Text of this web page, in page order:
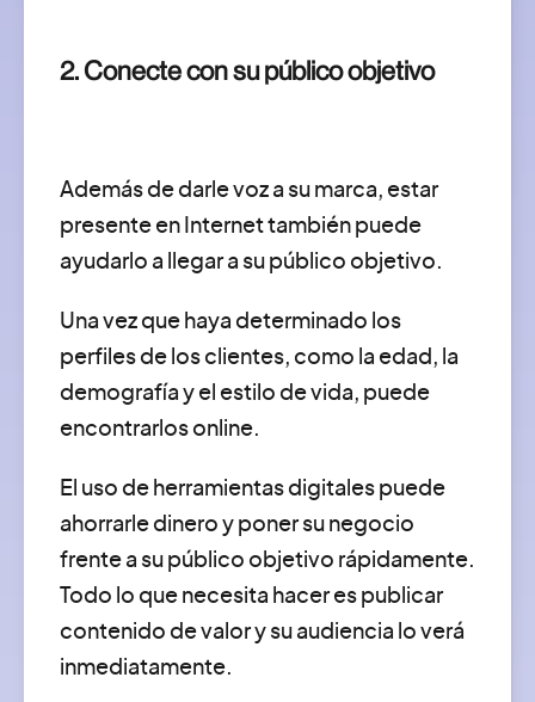
2. Conecte con su público objetivo
Además de darle voz a su marca, estar
presente en Internet también puede
ayudarlo a llegar a su público objetivo.
Una vez que haya determinado los
perfiles de los clientes, como la edad, la
demografía y el estilo de vida, puede
encontrarlos online.
El uso de herramientas digitales puede
ahorrarle dinero y poner su negocio
frente a su público objetivo rápidamente.
Todo lo que necesita hacer es publicar
contenido de valor y su audiencia lo verá
inmediatamente.